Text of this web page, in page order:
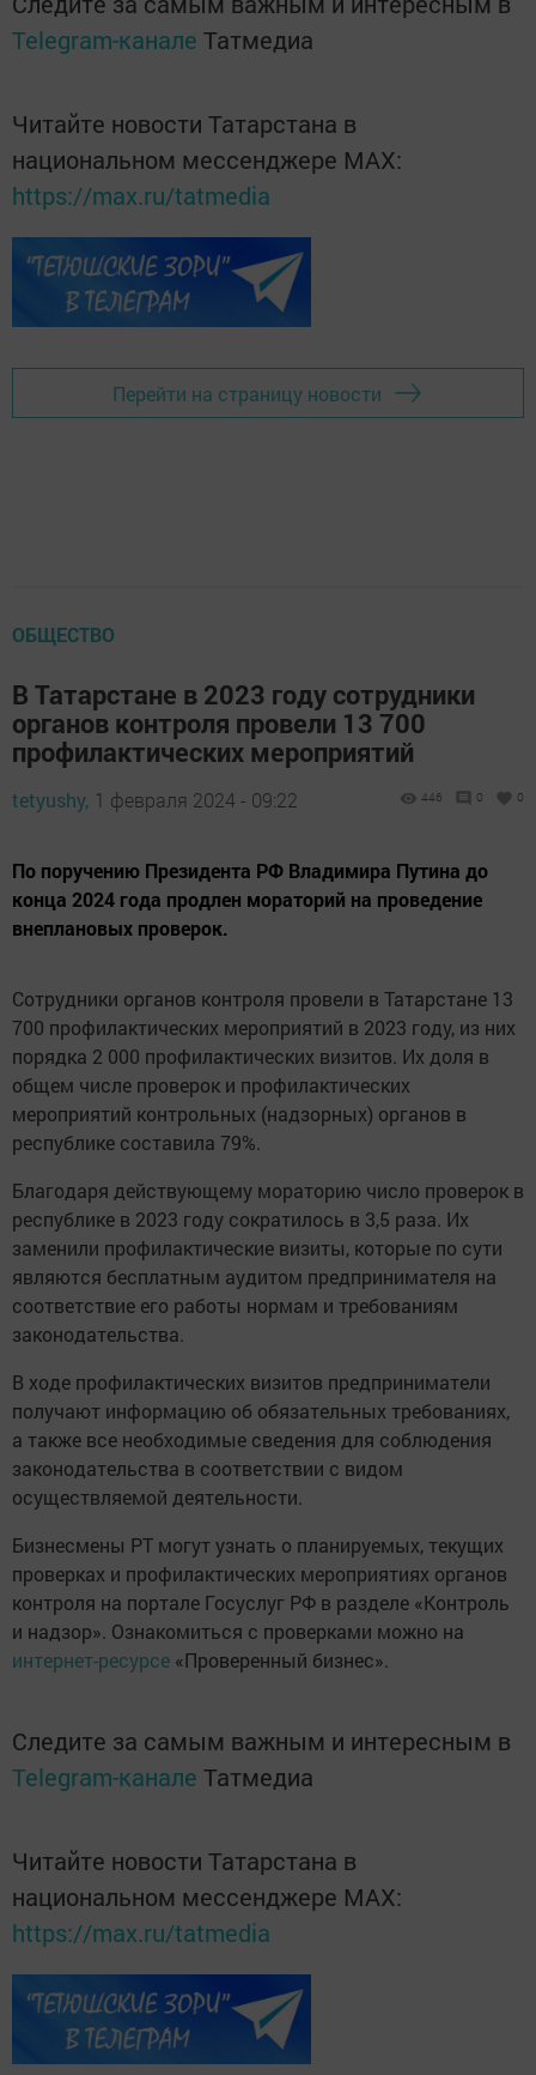
Telegram-канале Татмедиа
Читайте новости Татарстана в
национальном мессенджере MАХ:
https://max.ru/tatmedia
Перейти на страницу новости
ОБЩЕСТВО
В Татарстане в 2023 году сотрудники
органов контроля провели 13 700
профилактических мероприятий
tetyushy, 1 февраля 2024 - 09:22 446 0 0
По поручению Президента РФ Владимира Путина до
конца 2024 года продлен мораторий на проведение
внеплановых проверок.
Сотрудники органов контроля провели в Татарстане 13
700 профилактических мероприятий в 2023 году, из них
порядка 2 000 профилактических визитов. Их доля в
общем числе проверок и профилактических
мероприятий контрольных (надзорных) органов в
республике составила 79%.
Благодаря действующему мораторию число проверок в
республике в 2023 году сократилось в 3,5 раза. Их
заменили профилактические визиты, которые по сути
являются бесплатным аудитом предпринимателя на
соответствие его работы нормам и требованиям
законодательства.
В ходе профилактических визитов предприниматели
получают информацию об обязательных требованиях,
а также все необходимые сведения для соблюдения
законодательства в соответствии с видом
осуществляемой деятельности.
Бизнесмены РТ могут узнать о планируемых, текущих
проверках и профилактических мероприятиях органов
контроля на портале Госуслуг РФ в разделе «Контроль
и надзор». Ознакомиться с проверками можно на
интернет-ресурсе «Проверенный бизнес».
Следите за самым важным и интересным в
Telegram-канале Татмедиа
Читайте новости Татарстана в
национальном мессенджере MАХ:
https://max.ru/tatmedia